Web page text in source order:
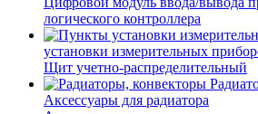
логического контроллера
установки измерительных
Щит учетно-распределительный
Аксессуары для радиатора